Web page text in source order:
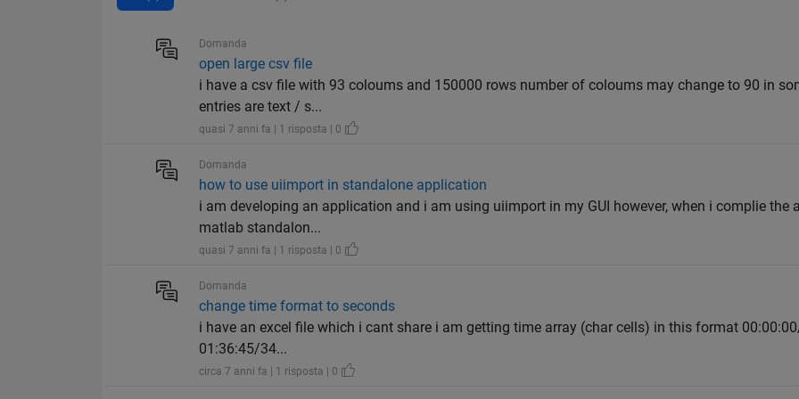
Domanda
open large csv file
i have a csv file with 93 coloums and 150000 rows number of coloums may change to 90 in
entries are text / s...
quasi 7 anni fa | 1 risposta | 0
Domanda
how to use uiimport in standalone application
i am developing an application and i am using uiimport in my GUI however, when i complie the
matlab standalon...
quasi 7 anni fa | 1 risposta | 0
Domanda
change time format to seconds
i have an excel file which i cant share i am getting time array (char cells) in this format
01:36:45/34...
circa 7 anni fa | 1 risposta | 0